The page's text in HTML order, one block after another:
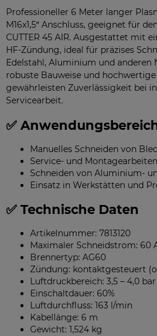
Professioneller 6 Meter langer
M16x1,5″ Anschluss, geeignet für
CUTTER 45 AIR. Ausgestattet mit
HF-Zündung, ideal für präzises
Edelstahl, Aluminium und anderen
robuste Bauweise und
gewährleisten Zuverlässigkeit bei
Servicearbeit.
✅
Manuelles Schneiden von
Service- und Montagearbeiten
Schneiden von Aluminium-
Einsatz in Werkstätten und
✅ Technische Daten
Artikelnummer: 7813120
Maximaler Schneidstrom: 60
Brennertyp: AG60
Zündung: kontaktgesteuert
Luftdruckbereich: 3,5 – 4,0 bar
Einschaltdauer: 60%
Luftdurchfluss: 163 l/min
Kabellänge: 6 m
Gewicht: 1,524 kg